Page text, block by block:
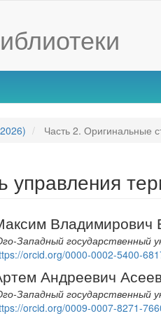
Часть 2. Оригинальные
управления
Владимирович
Западный государственный
orcid.org/0000-0002-5400-
Андреевич
Западный государственный
orcid.org/0009-0007-8271-